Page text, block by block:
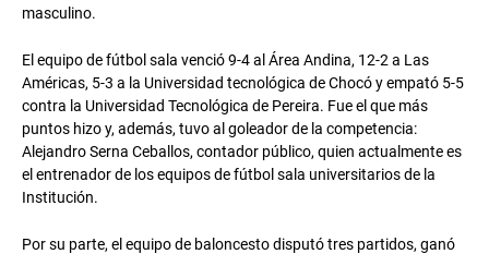
masculino.
El equipo de fútbol sala venció 9-4 al Área Andina, 12-2 a Las
Américas, 5-3 a la Universidad tecnológica de Chocó y empató 5-5
contra la Universidad Tecnológica de Pereira. Fue el que más
puntos hizo y, además, tuvo al goleador de la competencia:
Alejandro Serna Ceballos, contador público, quien actualmente es
el entrenador de los equipos de fútbol sala universitarios de la
Institución.
Por su parte, el equipo de baloncesto disputó tres partidos, ganó